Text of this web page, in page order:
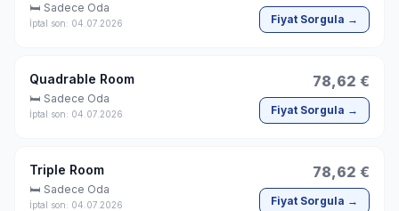
🛏 Sadece Oda
İptal son: 04.07.2026 Fiyat Sorgula →
Quadrable Room
🛏 Sadece Oda
İptal son: 04.07.2026
78,62 €
Fiyat Sorgula →
Triple Room
🛏 Sadece Oda
İptal son: 04.07.2026
78,62 €
Fiyat Sorgula →